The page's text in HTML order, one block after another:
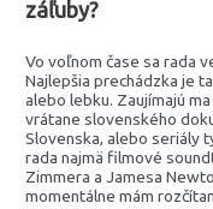
záľuby?
Vo voľnom čase sa rada
Najlepšia prechádzka je
alebo lebku. Zaujímajú
vrátane slovenského
Slovenska, alebo seriály
rada najmä filmové
Zimmera a Jamesa
momentálne mám